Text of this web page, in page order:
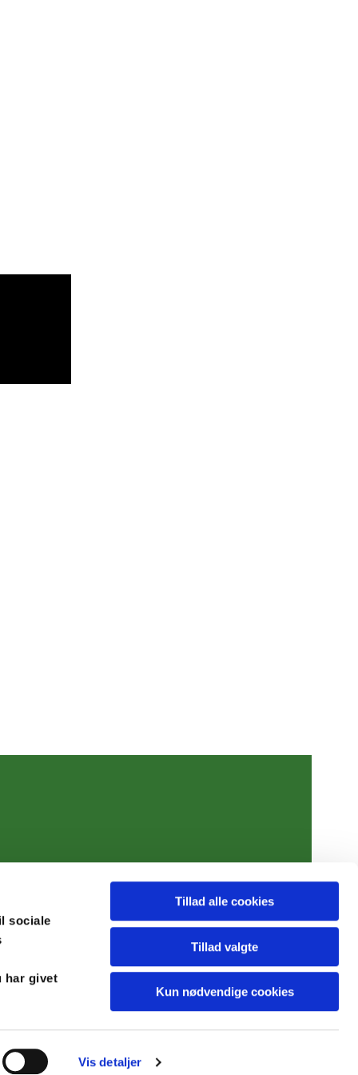
sociale
har givet
Vis detaljer
Tillad alle cookies
Tillad valgte
Kun nødvendige cookies